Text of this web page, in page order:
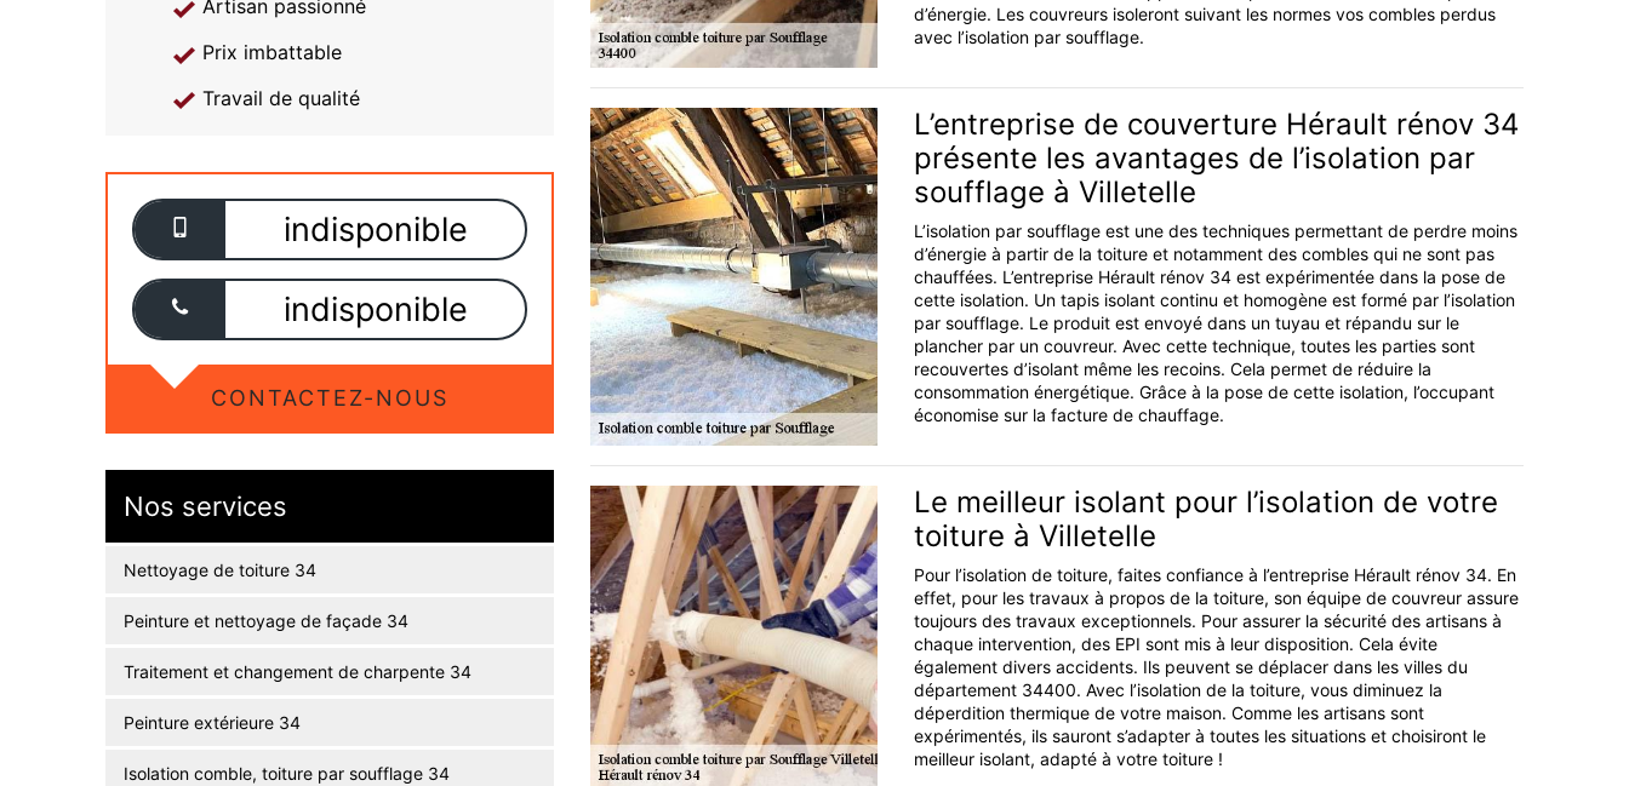
Artisan passionné
Prix imbattable
Travail de qualité
indisponible
indisponible
CONTACTEZ-NOUS
Nos services
Nettoyage de toiture 34
Peinture et nettoyage de façade 34
Traitement et changement de charpente 34
Peinture extérieure 34
Isolation comble, toiture par soufflage 34
d’énergie. Les couvreurs isoleront suivant les normes vos combles perdus
avec l’isolation par soufflage.
L’entreprise de couverture Hérault rénov 34
présente les avantages de l’isolation par
soufflage à Villetelle
L’isolation par soufflage est une des techniques permettant de perdre moins
d’énergie à partir de la toiture et notamment des combles qui ne sont pas
chauffées. L’entreprise Hérault rénov 34 est expérimentée dans la pose de
cette isolation. Un tapis isolant continu et homogène est formé par l’isolation
par soufflage. Le produit est envoyé dans un tuyau et répandu sur le
plancher par un couvreur. Avec cette technique, toutes les parties sont
recouvertes d’isolant même les recoins. Cela permet de réduire la
consommation énergétique. Grâce à la pose de cette isolation, l’occupant
économise sur la facture de chauffage.
Le meilleur isolant pour l’isolation de votre
toiture à Villetelle
Pour l’isolation de toiture, faites confiance à l’entreprise Hérault rénov 34. En
effet, pour les travaux à propos de la toiture, son équipe de couvreur assure
toujours des travaux exceptionnels. Pour assurer la sécurité des artisans à
chaque intervention, des EPI sont mis à leur disposition. Cela évite
également divers accidents. Ils peuvent se déplacer dans les villes du
département 34400. Avec l’isolation de la toiture, vous diminuez la
déperdition thermique de votre maison. Comme les artisans sont
expérimentés, ils sauront s’adapter à toutes les situations et choisiront le
meilleur isolant, adapté à votre toiture !